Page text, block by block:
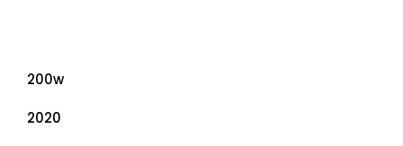
200w
2020